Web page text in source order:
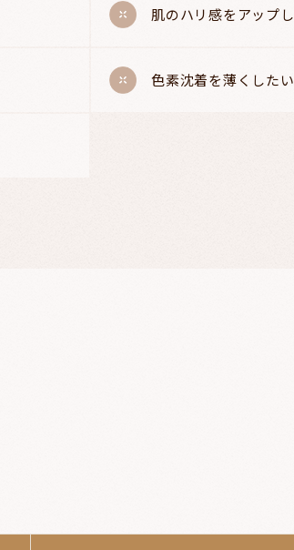
肌のハリ感をアップ
色素沈着を薄くしたい